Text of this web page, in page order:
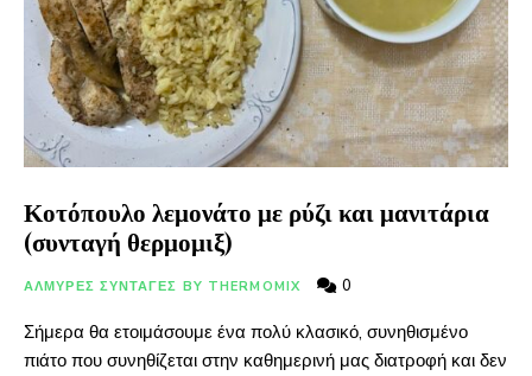
Κοτόπουλο λεμονάτο με ρύζι και μανιτάρια
(συνταγή θερμομιξ)
ΑΛΜΥΡΕΣ ΣΥΝΤΑΓΕΣ BY THERMOMIX 0
Σήμερα θα ετοιμάσουμε ένα πολύ κλασικό, συνηθισμένο
πιάτο που συνηθίζεται στην καθημερινή μας διατροφή και δεν